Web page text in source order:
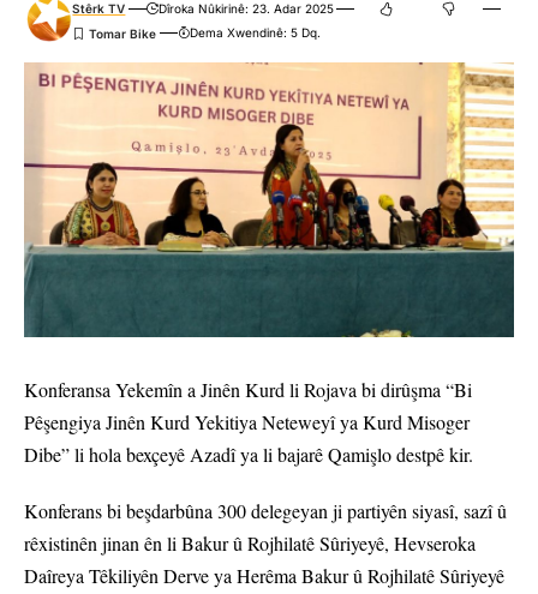
Stêrk TV
Dîroka Nûkirinê: 23. Adar 2025
Dema Xwendinê: 5 Dq.
Konferansa Yekemîn a Jinên Kurd li Rojava bi dirûşma “Bi
Pêşengiya Jinên Kurd Yekitiya Neteweyî ya Kurd Misoger
Dibe” li hola bexçeyê Azadî ya li bajarê Qamişlo destpê kir.
Konferans bi beşdarbûna 300 delegeyan ji partiyên siyasî, sazî û
rêxistinên jinan ên li Bakur û Rojhilatê Sûriyeyê, Hevseroka
Daîreya Têkiliyên Derve ya Herêma Bakur û Rojhilatê Sûriyeyê